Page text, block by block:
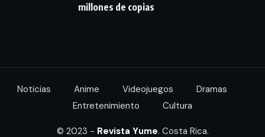
millones de copias
Noticias Anime Videojuegos
Dramas
Entretenimiento
Cultura
© 2023 - Revista Yume. Costa Rica.